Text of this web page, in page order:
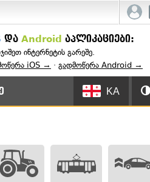
და Android აპლიკაციები:
ინტერნეტის გარეშე.
iOS → · გადმოწერა Android →
KA